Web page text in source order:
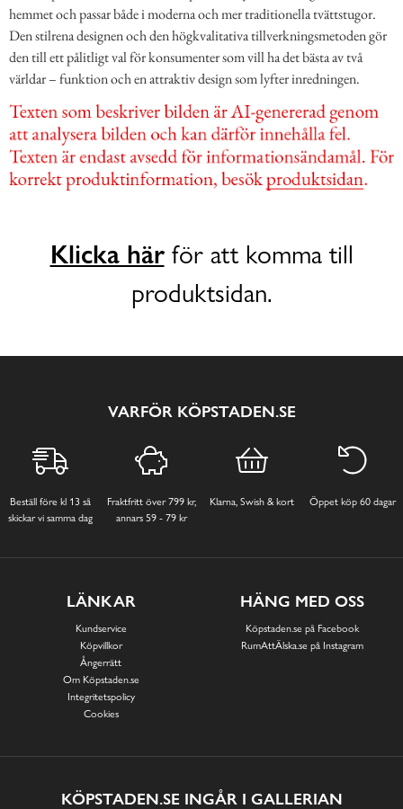
hemmet och passar både i moderna och mer traditionella tvättstugor.
Den stilrena designen och den högkvalitativa tillverkningsmetoden gör
den till ett pålitligt val för konsumenter som vill ha det bästa av två
världar – funktion och en attraktiv design som lyfter inredningen.
Klicka härför att komma till
produktsidan.
VARFÖR KÖPSTADEN.SE
Beställ före kl 13 så
skickar vi samma dag
Fraktfritt över 799 kr,
annars 59 - 79 kr
Klarna, Swish & kort Öppet köp 60 dagar
LÄNKAR
Kundservice
Köpvillkor
Ångerrätt
Om Köpstaden.se
Integritetspolicy
Cookies
HÄNG MED OSS
Köpstaden.se på Facebook
RumAttÄlska.se på Instagram
KÖPSTADEN.SE INGÅR I GALLERIAN